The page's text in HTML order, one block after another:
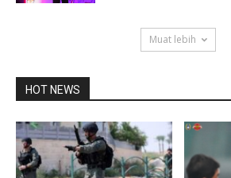
Muat lebih
HOT NEWS